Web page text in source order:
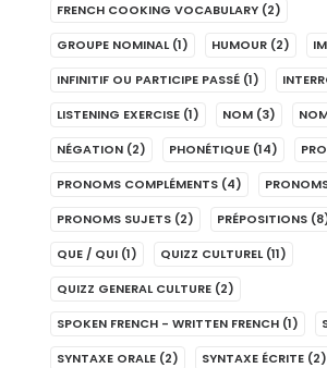
FRENCH COOKING VOCABULARY (2)
GROUPE NOMINAL (1) HUMOUR (2)
INFINITIF OU PARTICIPE PASSÉ (1)
LISTENING EXERCISE (1) NOM (3)
NÉGATION (2) PHONÉTIQUE (14)
PRONOMS COMPLÉMENTS (4)
PRONOMS SUJETS (2) PRÉPOSITIONS
QUE / QUI (1) QUIZZ CULTUREL (11)
QUIZZ GENERAL CULTURE (2)
SPOKEN FRENCH - WRITTEN FRENCH (1)
SYNTAXE ORALE (2) SYNTAXE ÉCRITE (2)